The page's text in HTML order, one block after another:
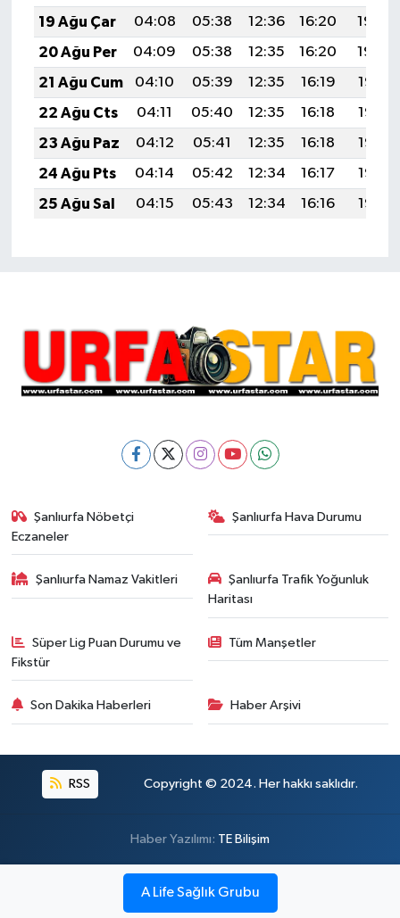
19 Ağu Çar
04:08 05:38 12:36 16:20
19:23
20 Ağu Per
04:09 05:38 12:35 16:20
19:22
21 Ağu Cum
04:10 05:39 12:35 16:19
19:21
22 Ağu Cts
04:11 05:40 12:35 16:18
19:19
23 Ağu Paz
04:12 05:41 12:35 16:18
19:18
24 Ağu Pts
04:14 05:42 12:34 16:17
19:17
25 Ağu Sal
04:15 05:43 12:34 16:16 19:15
Şanlıurfa Nöbetçi
Eczaneler
Şanlıurfa Hava Durumu
Şanlıurfa Namaz Vakitleri
Şanlıurfa Trafik Yoğunluk
Haritası
Süper Lig Puan Durumu ve
Fikstür
Tüm Manşetler
Son Dakika Haberleri Haber Arşivi
RSS Copyright © 2024. Her hakkı saklıdır.
Haber Yazılımı: TE Bilişim
A Life Sağlık Grubu